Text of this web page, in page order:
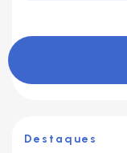
Destaques